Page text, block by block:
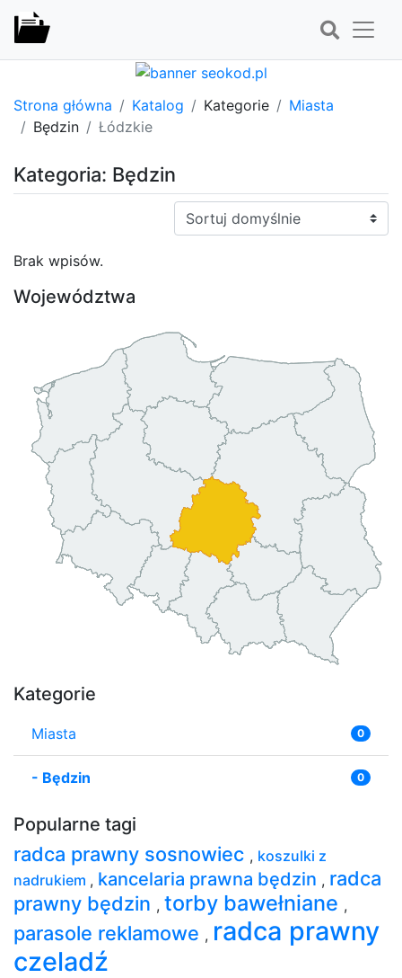
Strona główna Katalog Kategorie
Miasta
Będzin
Łódzkie
Kategoria: Będzin
Sortuj:
Brak wpisów.
Województwa
Kategorie
Miasta 0
- Będzin 0
Popularne tagi
radca prawny sosnowiec , koszulki z
nadrukiem , kancelaria prawna będzin , radca
prawny będzin , torby bawełniane ,
parasole reklamowe , radca prawny
czeladź